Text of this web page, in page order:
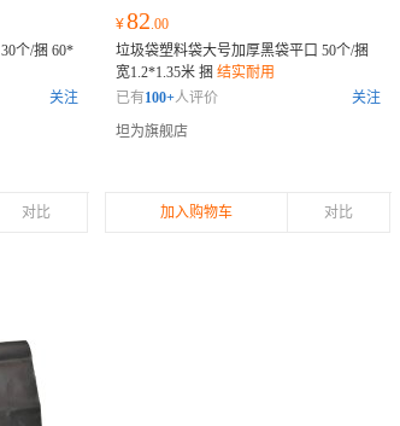
个/捆 60*
关注
对比
¥82.00
垃圾袋塑料袋大号加厚黑袋平口 50个/捆
宽1.2*1.35米 捆 结实耐用
已有100+人评价
关注
坦为旗舰店
加入购物车 对比